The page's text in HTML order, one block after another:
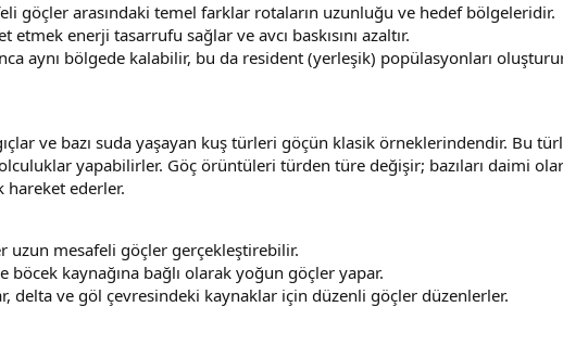
göçler arasındaki temel farklar rotaların uzunluğu ve hedef bölgeleridir.
etmek enerji tasarrufu sağlar ve avcı baskısını azaltır.
aynı bölgede kalabilir, bu da resident (yerleşik) popülasyonları
ve bazı suda yaşayan kuş türleri göçün klasik örneklerindendir. Bu
yapabilirler. Göç örüntüleri türden türe değişir; bazıları daimi
hareket ederler.
uzun mesafeli göçler gerçekleştirebilir.
böcek kaynağına bağlı olarak yoğun göçler yapar.
delta ve göl çevresindeki kaynaklar için düzenli göçler düzenlerler.